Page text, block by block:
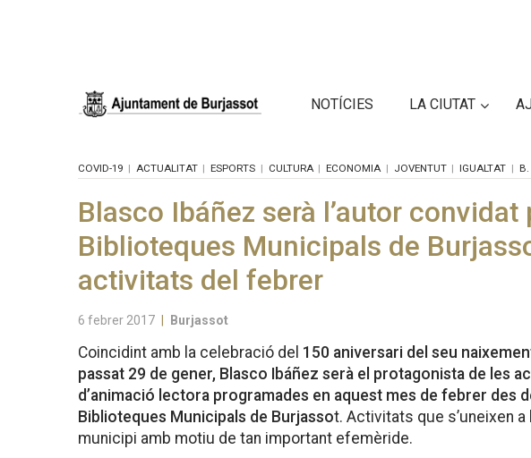
NOTÍCIES LA CIUTAT
COVID-19 ACTUALITAT ESPORTS CULTURA ECONOMIA JOVENTUT IGUALTAT B.
Blasco Ibáñez serà l’autor convidat
Biblioteques Municipals de
activitats del febrer
6 febrer 2017 Burjassot
Coincidint amb la celebració del 150 aniversari del seu
passat 29 de gener, Blasco Ibáñez serà el protagonista de les
d’animació lectora programades en aquest mes de febrer des
Biblioteques Municipals de Burjassot. Activitats que s’uneixen a
municipi amb motiu de tan important efemèride.